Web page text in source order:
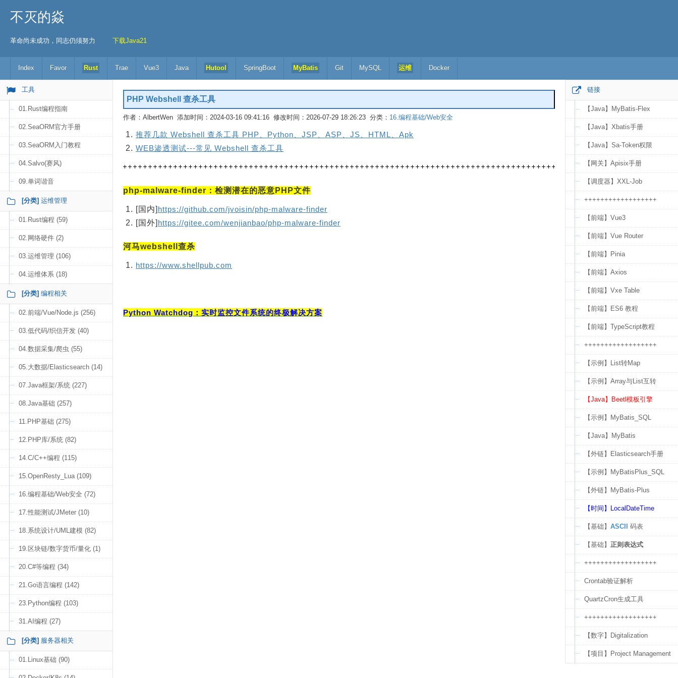
不灭的焱
革命尚未成功，同志仍须努力 下载Java21
Index Favor Rust Trae Vue3 Java Hutool SpringBoot MyBatis Git MySQL 运维 Docker
工具
01.Rust编程指南
02.SeaORM官方手册
03.SeaORM入门教程
04.Salvo(赛风)
09.单词谐音
[分类] 运维管理
01.Rust编程 (59)
02.网络硬件 (2)
03.运维管理 (106)
04.运维体系 (18)
[分类] 编程相关
02.前端/Vue/Node.js (256)
03.低代码/织信开发 (40)
04.数据采集/爬虫 (55)
05.大数据/Elasticsearch (14)
07.Java框架/系统 (227)
08.Java基础 (257)
11.PHP基础 (275)
12.PHP库/系统 (82)
14.C/C++编程 (115)
15.OpenResty_Lua (109)
16.编程基础/Web安全 (72)
17.性能测试/JMeter (10)
18.系统设计/UML建模 (82)
19.区块链/数字货币/量化 (1)
20.C#等编程 (34)
21.Go语言编程 (142)
23.Python编程 (103)
31.AI编程 (27)
[分类] 服务器相关
01.Linux基础 (90)
PHP Webshell 查杀工具
作者：AlbertWen 添加时间：2024-03-16 09:41:16 修改时间：2026-07-29 18:26:23 分类： 16.编程基础/Web安全
推荐几款 Webshell 查杀工具 PHP、Python、JSP、ASP、JS、HTML、Apk
WEB渗透测试---常见 Webshell 查杀工具
php-malware-finder：检测潜在的恶意PHP文件
[国内] https://github.com/jvoisin/php-malware-finder
[国外] https://gitee.com/wenjianbao/php-malware-finder
河马webshell查杀
https://www.shellpub.com
Python Watchdog：实时监控文件系统的终极解决方案
链接
【Java】MyBatis-Flex
【Java】Xbatis手册
【Java】Sa-Token权限
【网关】Apisix手册
【调度器】XXL-Job
++++++++++++++++++
【前端】Vue3
【前端】Vue Router
【前端】Pinia
【前端】Axios
【前端】Vxe Table
【前端】ES6 教程
【前端】TypeScript教程
++++++++++++++++++
【示例】List转Map
【示例】Array与List互转
【Java】Beetl模板引擎
【示例】MyBatis_SQL
【Java】MyBatis
【外链】Elasticsearch手册
【示例】MyBatisPlus_SQL
【外链】MyBatis-Plus
【时间】LocalDateTime
【基础】 ASCII 码表
【基础】 正则表达式
++++++++++++++++++
Crontab验证解析
QuartzCron生成工具
++++++++++++++++++
【数字】Digitalization
【项目】Project Management